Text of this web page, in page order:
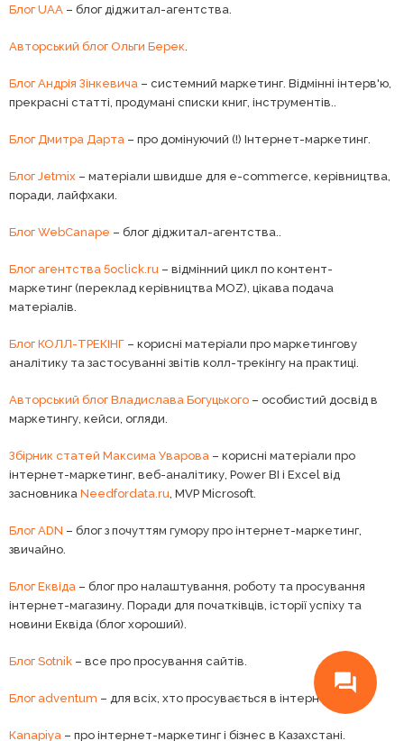
Блог UAA – блог діджитал-агентства.
Авторський блог Ольги Берек.
Блог Андрія Зінкевича – системний маркетинг. Відмінні інтерв'ю,
прекрасні статті, продумані списки книг, інструментів..
Блог Дмитра Дарта – про домінуючий (!) Інтернет-маркетинг.
Блог Jetmix – матеріали швидше для e-commerce, керівництва,
поради, лайфхаки.
Блог WebCanape – блог діджитал-агентства..
Блог агентства 5oclick.ru – відмінний цикл по контент-
маркетинг (переклад керівництва MOZ), цікава подача
матеріалів.
Блог КОЛЛ-ТРЕКІНГ – корисні матеріали про маркетингову
аналітику та застосуванні звітів колл-трекінгу на практиці.
Авторський блог Владислава Богуцького – особистий досвід в
маркетингу, кейси, огляди.
Збірник статей Максима Уварова – корисні матеріали про
інтернет-маркетинг, веб-аналітику, Power BI і Excel від
засновника Needfordata.ru, MVP Microsoft.
Блог ADN – блог з почуттям гумору про інтернет-маркетинг,
звичайно.
Блог Еквіда – блог про налаштування, роботу та просування
інтернет-магазину. Поради для початківців, історії успіху та
новини Еквіда (блог хороший).
Блог Sotnik – все про просування сайтів.
Блог adventum – для всіх, хто просувається в інтернеті.
Кanapiya – про інтернет-маркетинг і бізнес в Казахстані.